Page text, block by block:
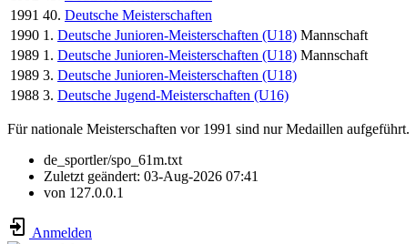
1991 40. Deutsche Meisterschaften
1990 1. Deutsche Junioren-Meisterschaften (U18) Mannschaft
1989 1. Deutsche Junioren-Meisterschaften (U18) Mannschaft
1989 3. Deutsche Junioren-Meisterschaften (U18)
1988 3. Deutsche Jugend-Meisterschaften (U16)
Für nationale Meisterschaften vor 1991 sind nur Medaillen aufgeführt.
de_sportler/spo_61m.txt
Zuletzt geändert: 03-Aug-2026 07:41
von 127.0.0.1
Anmelden